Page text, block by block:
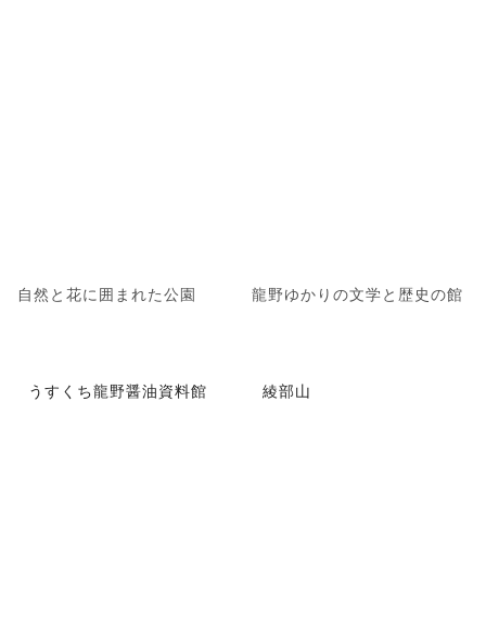
自然と花に囲まれた公園 龍野ゆかりの文学と歴史の館
うすくち龍野醤油資料館 綾部山